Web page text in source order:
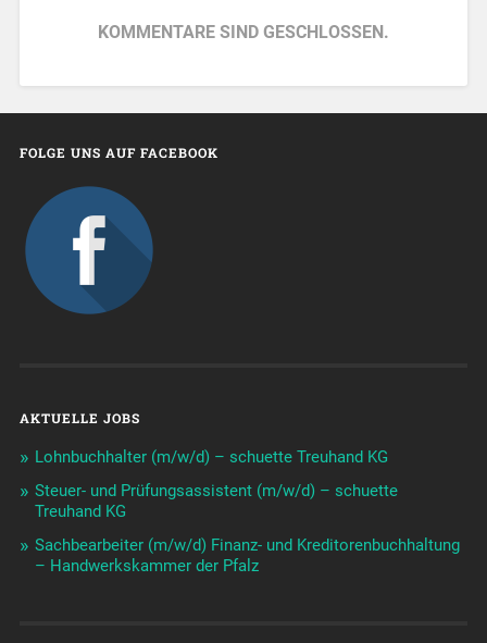
KOMMENTARE SIND GESCHLOSSEN.
FOLGE UNS AUF FACEBOOK
AKTUELLE JOBS
Lohnbuchhalter (m/w/d) – schuette Treuhand KG
Steuer- und Prüfungsassistent (m/w/d) – schuette
Treuhand KG
Sachbearbeiter (m/w/d) Finanz- und Kreditorenbuchhaltung
– Handwerkskammer der Pfalz